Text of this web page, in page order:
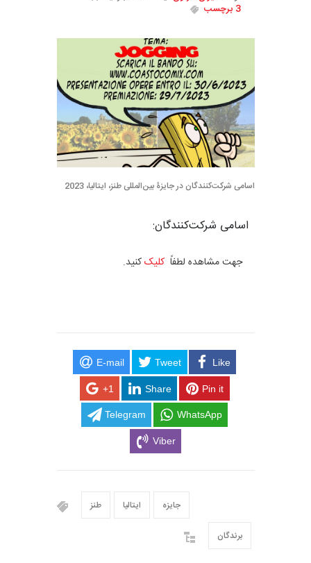
3 برچسب
اسامی شرکت‌کنندگان در جایزۀ بین‌المللی طنز، ایتالیا، 2023
اسامی شرکت‌کنندگان:
جهت مشاهده لطفاًکلیککنید.
E-mail Tweet Like
+1 Share Pin it
Telegram WhatsApp
Viber
طنز ایتالیا جایزه
برندگان